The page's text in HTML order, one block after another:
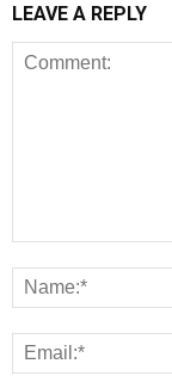
LEAVE A REPLY